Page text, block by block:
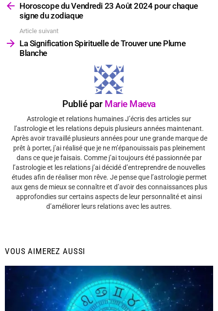
plus
Horoscope du Vendredi 23 Août 2024 pour chaque
signe du zodiaque
Article suivant
La Signification Spirituelle de Trouver une Plume
Blanche
Publié par Marie Maeva
Astrologie et relations humaines J’écris des articles sur
l’astrologie et les relations depuis plusieurs années maintenant.
Après avoir travaillé plusieurs années pour une grande marque de
prêt à porter, j’ai réalisé que je ne m’épanouissais pas pleinement
dans ce que je faisais. Comme j’ai toujours été passionnée par
l’astrologie et les relations j’ai décidé d’entreprendre de nouvelles
études afin de réaliser mon rêve. Je pense que l’astrologie permet
aux gens de mieux se connaître et d’avoir des connaissances plus
approfondies sur certains aspects de leur personnalité et ainsi
d’améliorer leurs relations avec les autres.
VOUS AIMEREZ AUSSI